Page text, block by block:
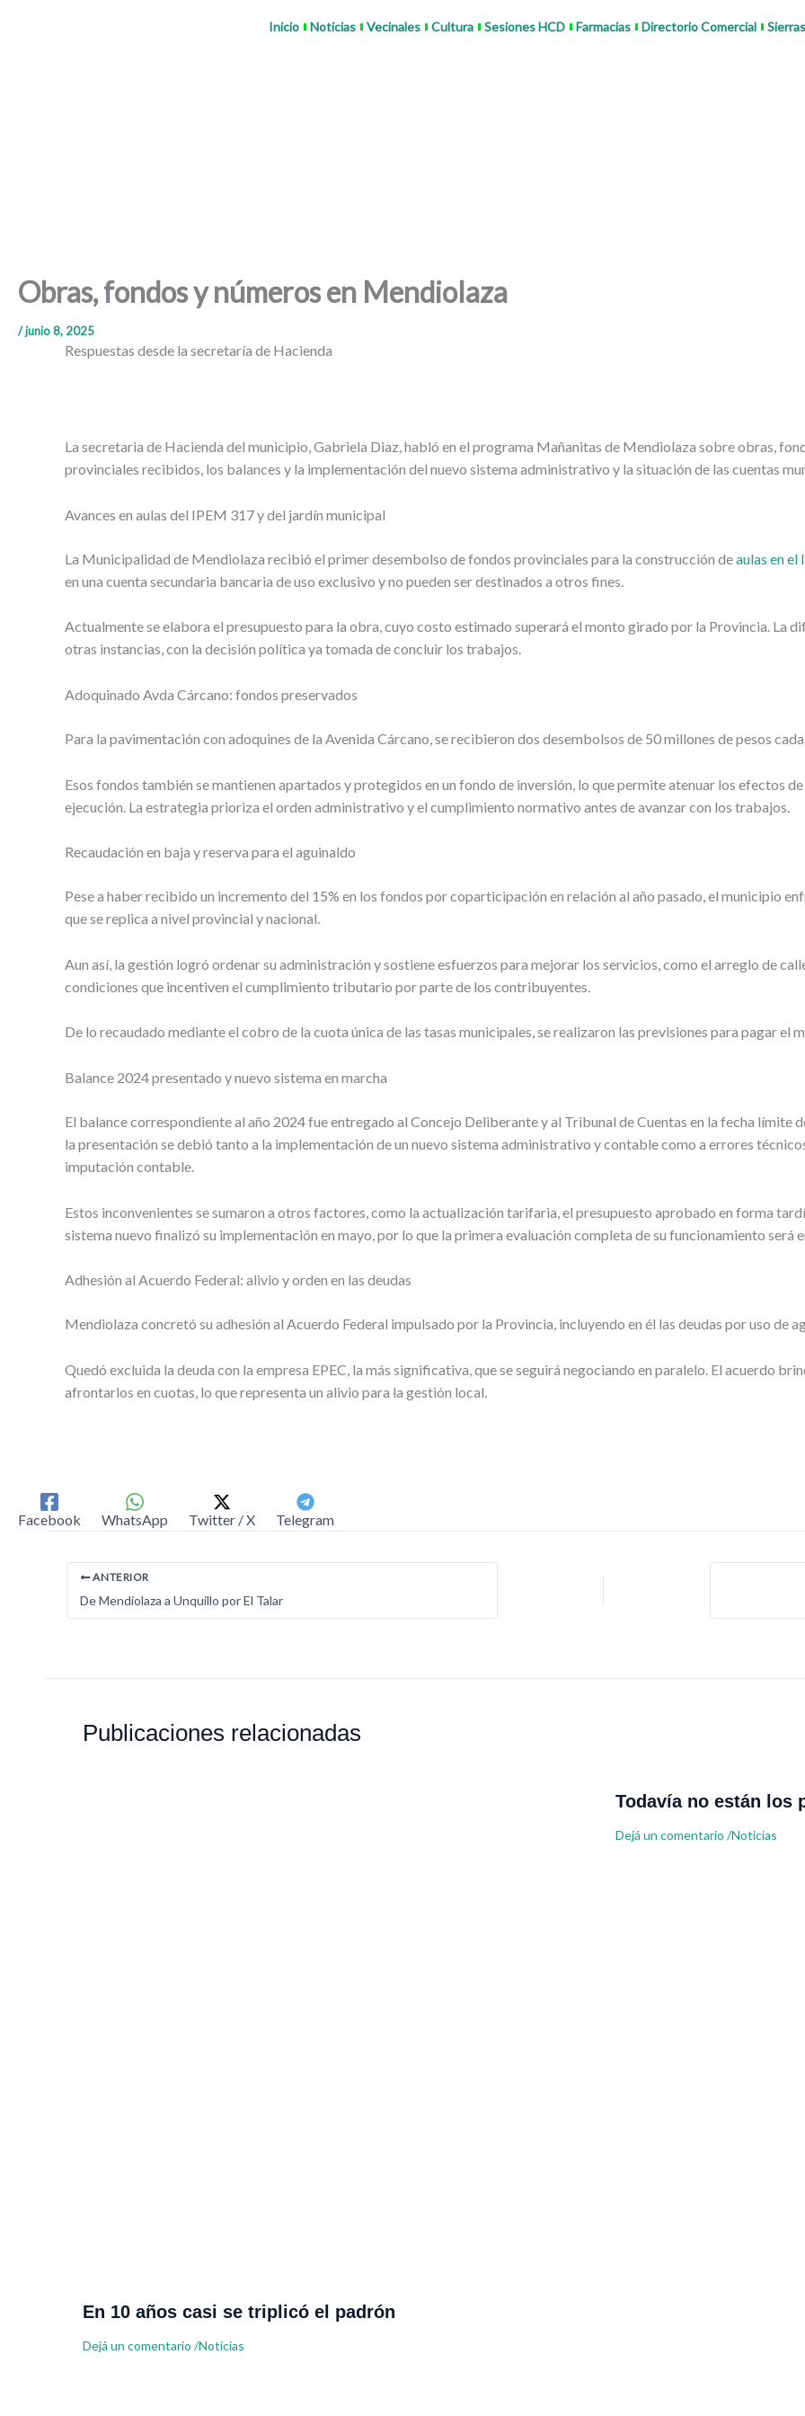
Inicio Noticias Vecinales Cultura Sesiones HCD Farmacias Directorio Comercial
Obras, fondos y números en Mendiolaza
/junio 8, 2025
Respuestas desde la secretaría de Hacienda
La secretaria de Hacienda del municipio, Gabriela Diaz, habló en el programa Mañanitas de Mendiolaza sobre obras,
provinciales recibidos, los balances y la implementación del nuevo sistema administrativo y la situación de las cuentas
Avances en aulas del IPEM 317 y del jardín municipal
La Municipalidad de Mendiolaza recibió el primer desembolso de fondos provinciales para la construcción deaulas en el
en una cuenta secundaria bancaria de uso exclusivo y no pueden ser destinados a otros fines.
Actualmente se elabora el presupuesto para la obra, cuyo costo estimado superará el monto girado por la Provincia. La
otras instancias, con la decisión política ya tomada de concluir los trabajos.
Adoquinado Avda Cárcano: fondos preservados
Para la pavimentación con adoquines de la Avenida Cárcano, se recibieron dos desembolsos de 50 millones de pesos
Esos fondos también se mantienen apartados y protegidos en un fondo de inversión, lo que permite atenuar los efectos
ejecución. La estrategia prioriza el orden administrativo y el cumplimiento normativo antes de avanzar con los trabajos.
Recaudación en baja y reserva para el aguinaldo
Pese a haber recibido un incremento del 15% en los fondos por coparticipación en relación al año pasado, el municipio
que se replica a nivel provincial y nacional.
Aun así, la gestión logró ordenar su administración y sostiene esfuerzos para mejorar los servicios, como el arreglo de
condiciones que incentiven el cumplimiento tributario por parte de los contribuyentes.
De lo recaudado mediante el cobro de la cuota única de las tasas municipales, se realizaron las previsiones para pagar el
Balance 2024 presentado y nuevo sistema en marcha
El balance correspondiente al año 2024 fue entregado al Concejo Deliberante y al Tribunal de Cuentas en la fecha límite
la presentación se debió tanto a la implementación de un nuevo sistema administrativo y contable como a errores
imputación contable.
Estos inconvenientes se sumaron a otros factores, como la actualización tarifaria, el presupuesto aprobado en forma
sistema nuevo finalizó su implementación en mayo, por lo que la primera evaluación completa de su funcionamiento será
Adhesión al Acuerdo Federal: alivio y orden en las deudas
Mendiolaza concretó su adhesión al Acuerdo Federal impulsado por la Provincia, incluyendo en él las deudas por uso de
Quedó excluida la deuda con la empresa EPEC, la más significativa, que se seguirá negociando en paralelo. El acuerdo
afrontarlos en cuotas, lo que representa un alivio para la gestión local.
Facebook WhatsApp Twitter / X Telegram
ANTERIOR
De Mendiolaza a Unquillo por El Talar
Publicaciones relacionadas
En 10 años casi se triplicó el padrón
Dejá un comentario /Noticias
Todavía no están los
Dejá un comentario /Noticias